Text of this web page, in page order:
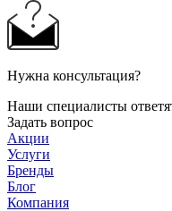
Нужна консультация?
Наши специалисты
Задать вопрос
Акции
Услуги
Бренды
Блог
Компания